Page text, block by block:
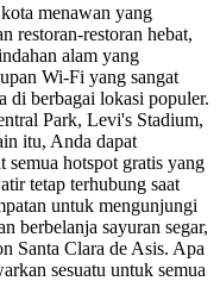
menawan yang
restoran-restoran hebat,
alam yang
Wi-Fi yang sangat
di berbagai lokasi populer.
Park, Levi's Stadium,
itu, Anda dapat
semua hotspot gratis yang
tetap terhubung saat
untuk mengunjungi
berbelanja sayuran segar,
Santa Clara de Asis. Apa
sesuatu untuk semua